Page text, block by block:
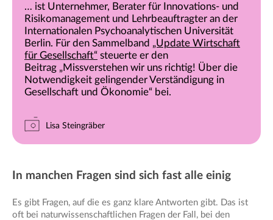
… ist Unternehmer, Berater für Innovations- und
Risikomanagement und Lehrbeauftragter an der
Internationalen Psychoanalytischen Universität
Berlin. Für den Sammelband „Update Wirtschaft
für Gesellschaft“ steuerte er den
Beitrag „Missverstehen wir uns richtig! Über die
Notwendigkeit gelingender Verständigung in
Gesellschaft und Ökonomie“ bei.
Lisa Steingräber
In manchen Fragen sind sich fast alle einig
Es gibt Fragen, auf die es ganz klare Antworten gibt. Das ist
oft bei naturwissenschaftlichen Fragen der Fall, bei den